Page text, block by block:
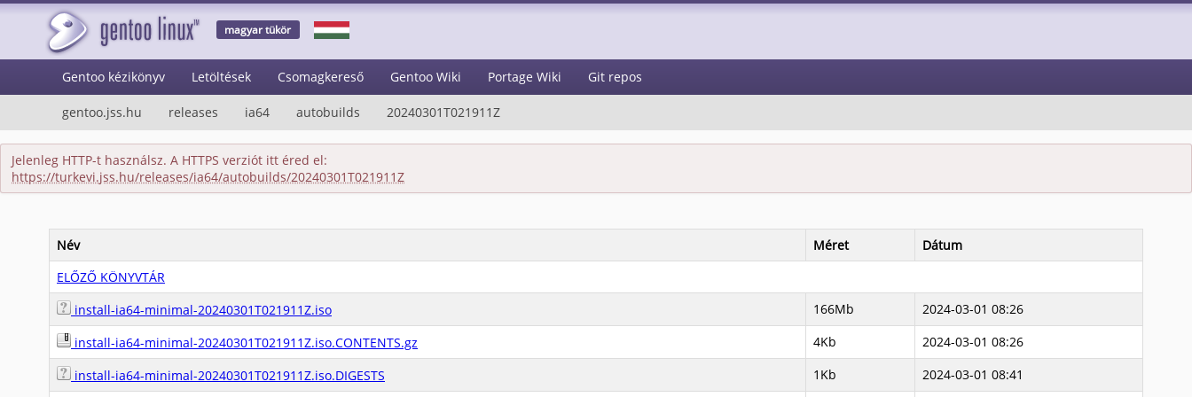
magyar tükör
Gentoo kézikönyv Letöltések Csomagkereső Gentoo Wiki Portage Wiki Git repos
gentoo.jss.hu releases ia64 autobuilds 20240301T021911Z
Jelenleg HTTP-t használsz. A HTTPS verziót itt éred el:
https://turkevi.jss.hu/releases/ia64/autobuilds/20240301T021911Z
Név Méret
Dátum
ELŐZŐ KÖNYVTÁR
install-ia64-minimal-20240301T021911Z.iso
166Mb
2024-03-01 08:26
install-ia64-minimal-20240301T021911Z.iso.CONTENTS.gz
4Kb
2024-03-01 08:26
install-ia64-minimal-20240301T021911Z.iso.DIGESTS
1Kb
2024-03-01 08:41